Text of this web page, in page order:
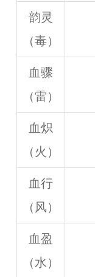
韵灵
（毒）
血骤
（雷）
血炽
（火）
血行
（风）
血盈
（水）